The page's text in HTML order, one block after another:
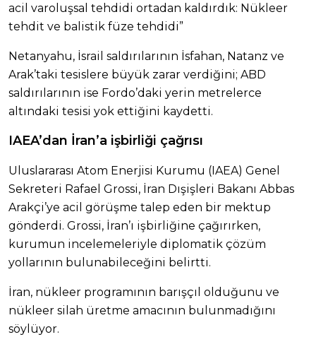
acil varoluşsal tehdidi ortadan kaldırdık: Nükleer
tehdit ve balistik füze tehdidi”
Netanyahu, İsrail saldırılarının İsfahan, Natanz ve
Arak’taki tesislere büyük zarar verdiğini; ABD
saldırılarının ise Fordo’daki yerin metrelerce
altındaki tesisi yok ettiğini kaydetti.
IAEA’dan İran’a işbirliği çağrısı
Uluslararası Atom Enerjisi Kurumu (IAEA) Genel
Sekreteri Rafael Grossi, İran Dışişleri Bakanı Abbas
Arakçi’ye acil görüşme talep eden bir mektup
gönderdi. Grossi, İran’ı işbirliğine çağırırken,
kurumun incelemeleriyle diplomatik çözüm
yollarının bulunabileceğini belirtti.
İran, nükleer programının barışçıl olduğunu ve
nükleer silah üretme amacının bulunmadığını
söylüyor.